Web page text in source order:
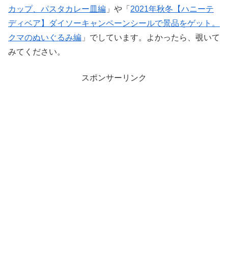
カップ、パスタカレー皿編 」や「 2021年秋冬【ハニーテ
ディベア】ダイソーキャンペーンシールで景品をゲット。
クマのぬいぐるみ編 」でしています。よかったら、覗いて
みてください。
スポンサーリンク